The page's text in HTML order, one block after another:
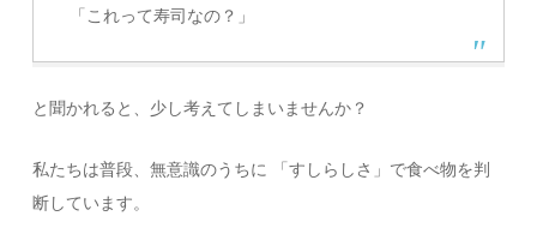
「これって寿司なの？」
と聞かれると、少し考えてしまいませんか？
私たちは普段、無意識のうちに 「すしらしさ」で食べ物を判
断しています。